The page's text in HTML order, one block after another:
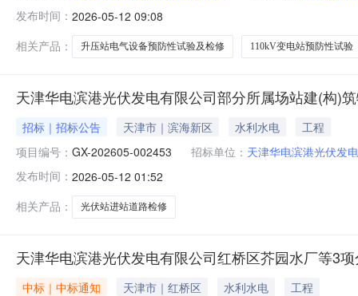
发布时间： 2026-05-12 09:08
相关产品：
升压站电气设备预防性试验及检修 110kV变电站预防性试验
天津华电滨港光伏发电有限公司部分所属场站建(构)
招标｜招标公告 天津市｜滨海新区 水利水电
工程
项目编号： GX-202605-002453 招标单位： 天津华电滨港光伏发
发布时间： 2026-05-12 01:52
相关产品：
光伏站进站道路检修
天津华电滨港光伏发电有限公司红桥区芥园水厂等3
中标｜中标通知 天津市｜红桥区 水利水电
工程